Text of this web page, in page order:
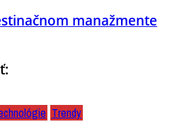
manažmente
Trendy